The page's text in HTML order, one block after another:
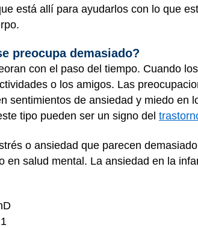
está allí para ayudarlos con lo que
preocupa demasiado?
con el paso del tiempo. Cuando
o los amigos. Las
sentimientos de ansiedad y miedo en
tipo pueden ser un signo del
o ansiedad que parecen
en salud mental. La ansiedad en la